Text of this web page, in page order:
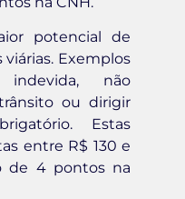
potencial de
viárias. Exemplos
indevida, não
ou dirigir
Estas
entre R$ 130 e
de 4 pontos na